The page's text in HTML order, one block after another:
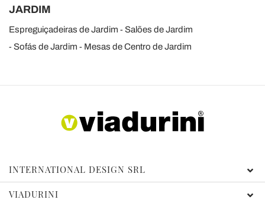
JARDIM
Espreguiçadeiras de Jardim
Salões de Jardim
Sofás de Jardim
Mesas de Centro de Jardim
INTERNATIONAL DESIGN SRL
VIADURINI